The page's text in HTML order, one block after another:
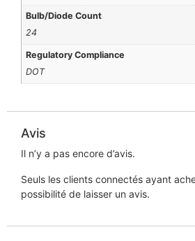
Bulb/Diode Count
24
Regulatory Compliance
DOT
Avis
Il n’y a pas encore d’avis.
Seuls les clients connectés ayant
possibilité de laisser un avis.